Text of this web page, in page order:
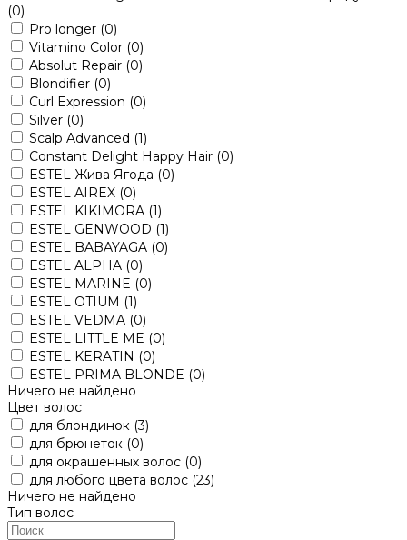
(0)
Pro longer (0)
Vitamino Color (0)
Absolut Repair (0)
Blondifier (0)
Curl Expression (0)
Silver (0)
Scalp Advanced (1)
Constant Delight Happy Hair (0)
ESTEL Жива Ягода (0)
ESTEL AIREX (0)
ESTEL KIKIMORA (1)
ESTEL GENWOOD (1)
ESTEL BABAYAGA (0)
ESTEL ALPHA (0)
ESTEL MARINE (0)
ESTEL OTIUM (1)
ESTEL VEDMA (0)
ESTEL LITTLE ME (0)
ESTEL KERATIN (0)
ESTEL PRIMA BLONDE (0)
Ничего не найдено
Цвет волос
для блондинок (3)
для брюнеток (0)
для окрашенных волос (0)
для любого цвета волос (23)
Ничего не найдено
Тип волос